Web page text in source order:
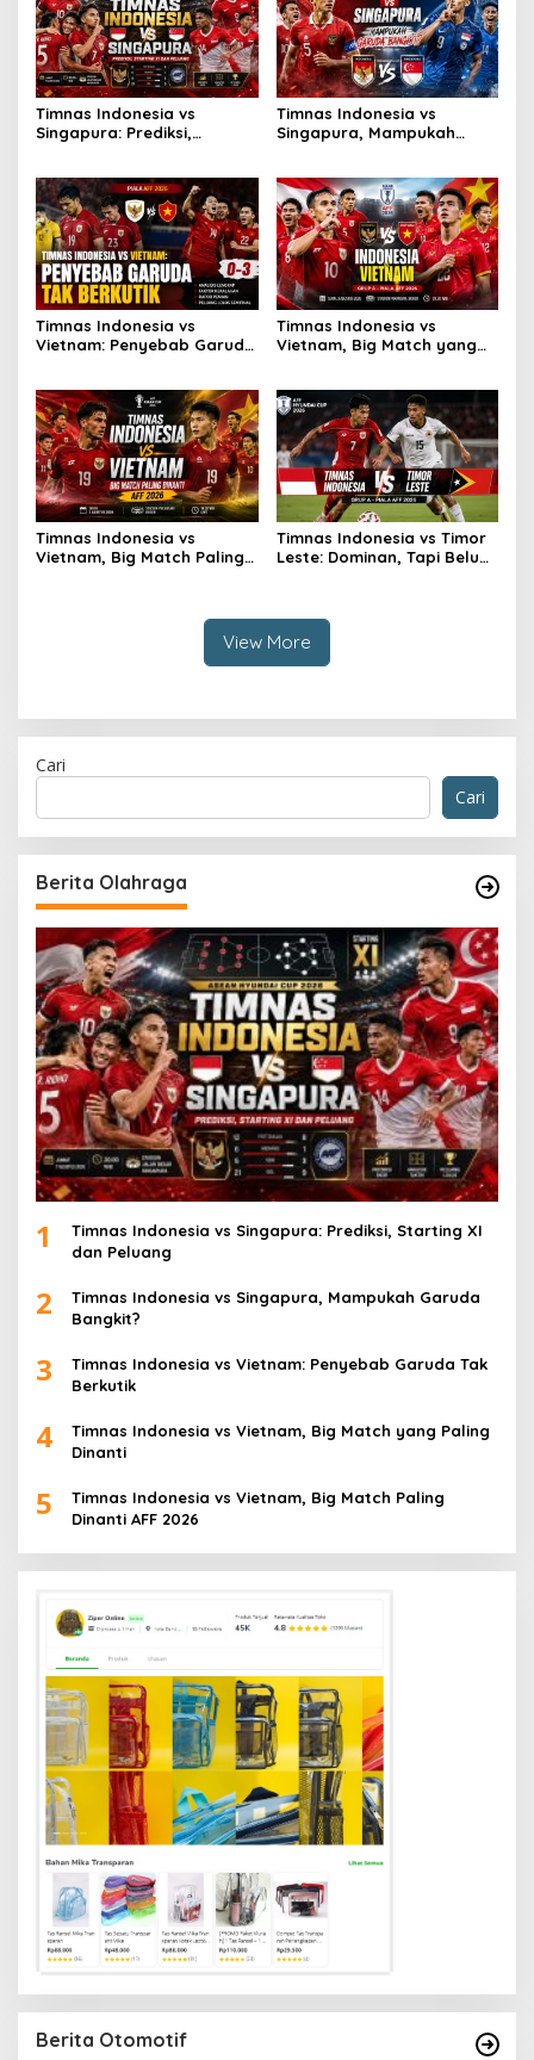
Timnas Indonesia vs
Singapura: Prediksi,
Timnas Indonesia vs
Singapura, Mampukah
Timnas Indonesia vs
Vietnam: Penyebab Garuda
Timnas Indonesia vs
Vietnam, Big Match yang
Timnas Indonesia vs
Vietnam, Big Match Paling
Timnas Indonesia vs Timor
Leste: Dominan, Tapi Belum
View More
Cari
Cari
Berita Olahraga
1
Timnas Indonesia vs Singapura: Prediksi, Starting XI
dan Peluang
2
Timnas Indonesia vs Singapura, Mampukah Garuda
Bangkit?
3
Timnas Indonesia vs Vietnam: Penyebab Garuda Tak
Berkutik
4
Timnas Indonesia vs Vietnam, Big Match yang Paling
Dinanti
5
Timnas Indonesia vs Vietnam, Big Match Paling
Dinanti AFF 2026
Berita Otomotif